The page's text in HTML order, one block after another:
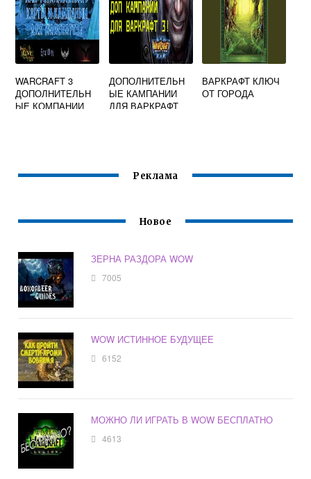
WARCRAFT 3
ДОПОЛНИТЕЛЬН
ЫЕ КОМПАНИИ
ДОПОЛНИТЕЛЬН
ЫЕ КАМПАНИИ
ДЛЯ ВАРКРАФТ
ВАРКРАФТ КЛЮЧ
ОТ ГОРОДА
Реклама
Новое
ЗЕРНА РАЗДОРА WOW
7005
WOW ИСТИННОЕ БУДУЩЕЕ
6152
МОЖНО ЛИ ИГРАТЬ В WOW БЕСПЛАТНО
4613